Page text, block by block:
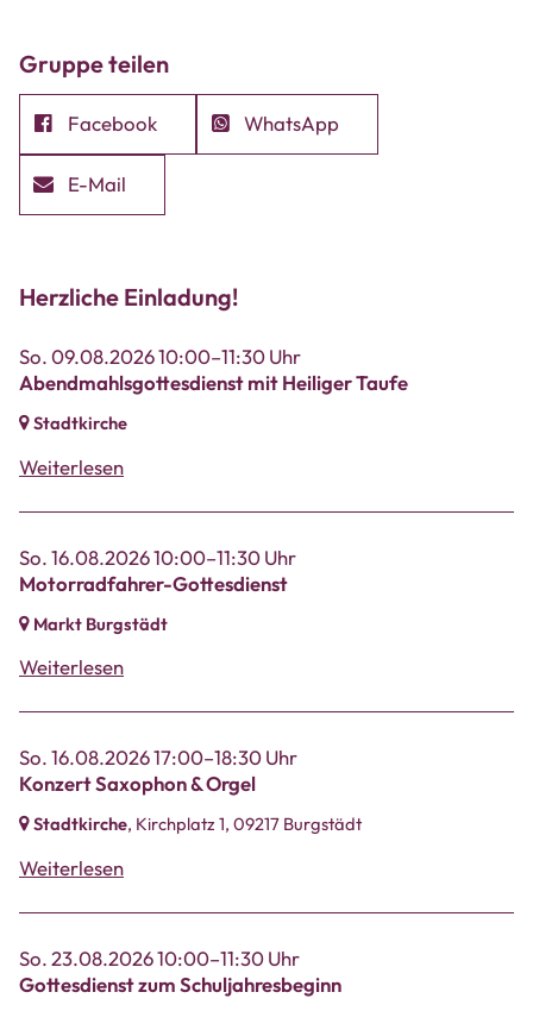
Gruppe teilen
Facebook WhatsApp
E-Mail
Herzliche Einladung!
So. 09.08.2026 10:00–11:30 Uhr
Abendmahlsgottesdienst mit Heiliger Taufe
Stadtkirche
Weiterlesen
So. 16.08.2026 10:00–11:30 Uhr
Motorradfahrer-Gottesdienst
Markt Burgstädt
Weiterlesen
So. 16.08.2026 17:00–18:30 Uhr
Konzert Saxophon & Orgel
Stadtkirche, Kirchplatz 1, 09217 Burgstädt
Weiterlesen
So. 23.08.2026 10:00–11:30 Uhr
Gottesdienst zum Schuljahresbeginn